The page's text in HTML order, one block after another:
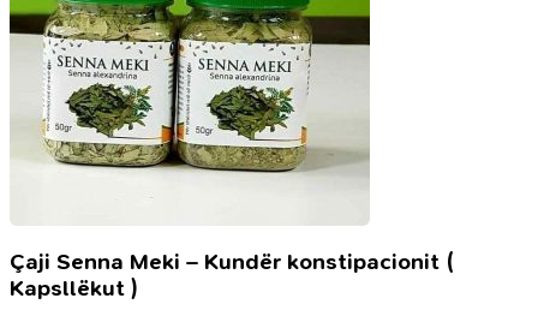
Çaji Senna Meki – Kundër konstipacionit (
Kapsllëkut )